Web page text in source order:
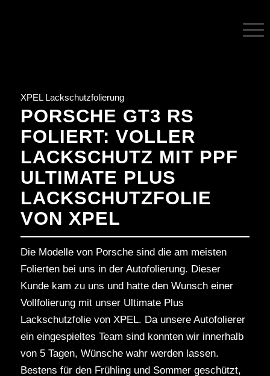
XPEL Lackschutzfolierung
PORSCHE GT3 RS
FOLIERT: VOLLER
LACKSCHUTZ MIT PPF
ULTIMATE PLUS
LACKSCHUTZFOLIE
VON XPEL
Die Modelle von Porsche sind die am meisten
Folierten bei uns in der Autofolierung. Dieser
Kunde kam zu uns und hatte den Wunsch einer
Vollfolierung mit unser Ultimate Plus
Lackschutzfolie von XPEL. Da unsere Autofolierer
ein eingespieltes Team sind konnten wir innerhalb
von 5 Tagen, Wünsche wahr werden lassen.
Bestens für den Frühling und Sommer geschützt,